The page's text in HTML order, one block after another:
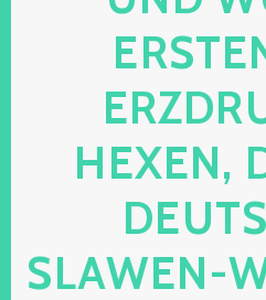
HEXEN,
SLAWEN-